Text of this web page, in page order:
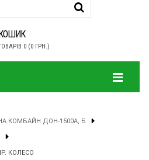
КОШИК
0 (0 ГРН.)
КОМБАЙН ДОН-1500А, Б
КОЛЕСО